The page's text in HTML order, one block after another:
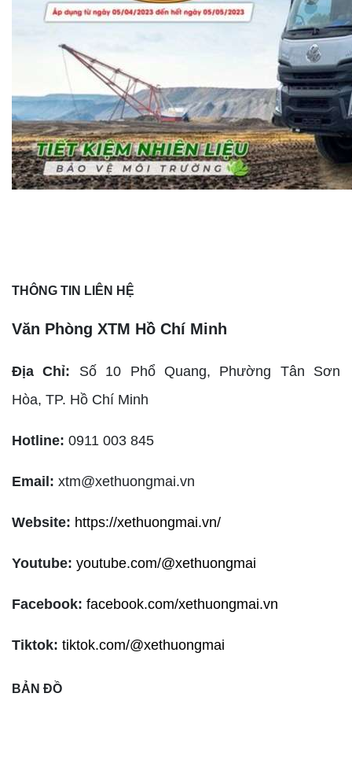
THÔNG TIN LIÊN HỆ
Văn Phòng XTM Hồ Chí Minh
Địa Chỉ: Số 10 Phổ Quang, Phường Tân Sơn
Hòa, TP. Hồ Chí Minh
Hotline: 0911 003 845
Email: xtm@xethuongmai.vn
Website: https://xethuongmai.vn/
Youtube: youtube.com/@xethuongmai
Facebook: facebook.com/xethuongmai.vn
Tiktok: tiktok.com/@xethuongmai
BẢN ĐỒ